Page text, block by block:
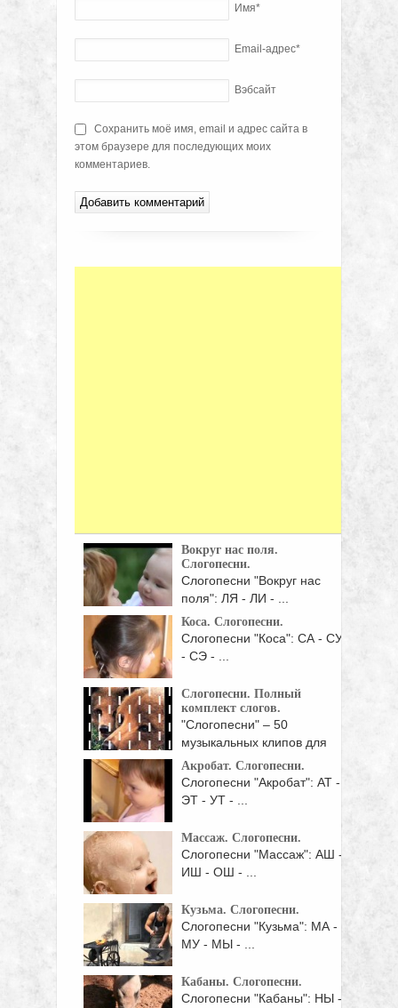
Имя*
Email-адрес*
Вэбсайт
Сохранить моё имя, email и адрес сайта в
этом браузере для последующих моих
комментариев.
Вокруг нас поля.
Слогопесни.
Слогопесни "Вокруг нас
поля": ЛЯ - ЛИ - ...
Коса. Слогопесни.
Слогопесни "Коса": СА - СУ
- СЭ - ...
Слогопесни. Полный
комплект слогов.
"Слогопесни" – 50
музыкальных клипов для
отработки звукосочетаний.
...
Акробат. Слогопесни.
Слогопесни "Акробат": АТ -
ЭТ - УТ - ...
Массаж. Слогопесни.
Слогопесни "Массаж": АШ -
ИШ - ОШ - ...
Кузьма. Слогопесни.
Слогопесни "Кузьма": МА -
МУ - МЫ - ...
Кабаны. Слогопесни.
Слогопесни "Кабаны": НЫ -